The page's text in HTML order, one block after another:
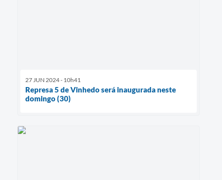
27 JUN 2024 - 10h41
Represa 5 de Vinhedo será inaugurada neste
domingo (30)